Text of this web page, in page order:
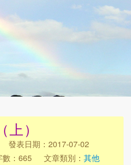
）
發表日期：2017-07-02
數：665 文章類別： 其他